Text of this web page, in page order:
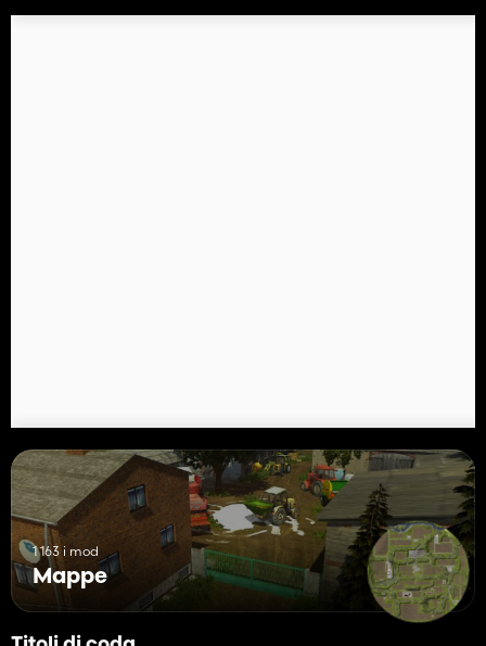
1 163 i mod
Mappe